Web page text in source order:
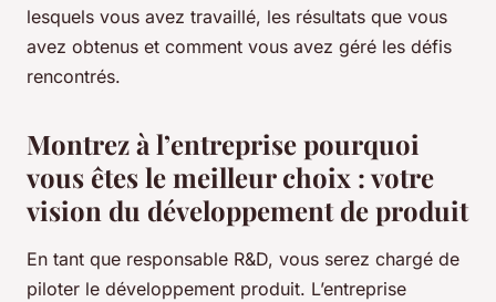
lesquels vous avez travaillé, les résultats que vous
avez obtenus et comment vous avez géré les défis
rencontrés.
Montrez à l’entreprise pourquoi
vous êtes le meilleur choix : votre
vision du développement de produit
En tant que responsable R&D, vous serez chargé de
piloter le développement produit. L’entreprise